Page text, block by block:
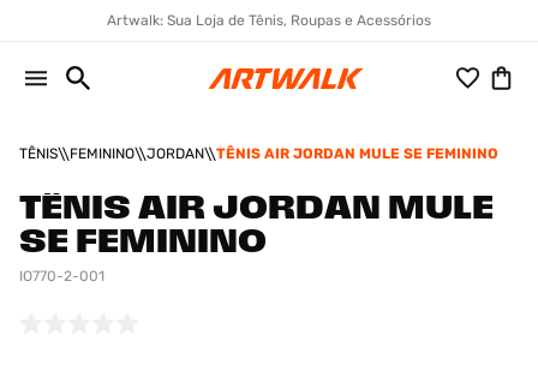
Artwalk: Sua Loja de Tênis, Roupas e Acessórios
TÊNIS FEMININO JORDAN TÊNIS AIR JORDAN MULE SE FEMININO
TÊNIS AIR JORDAN MULE
SE FEMININO
IO770-2-001